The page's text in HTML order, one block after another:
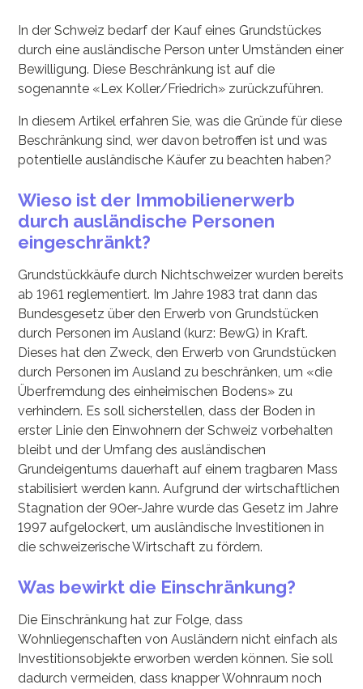
In der Schweiz bedarf der Kauf eines Grundstückes
durch eine ausländische Person unter Umständen einer
Bewilligung. Diese Beschränkung ist auf die
sogenannte «Lex Koller/Friedrich» zurückzuführen.
In diesem Artikel erfahren Sie, was die Gründe für diese
Beschränkung sind, wer davon betroffen ist und was
potentielle ausländische Käufer zu beachten haben?
Wieso ist der Immobilienerwerb
durch ausländische Personen
eingeschränkt?
Grundstückkäufe durch Nichtschweizer wurden bereits
ab 1961 reglementiert. Im Jahre 1983 trat dann das
Bundesgesetz über den Erwerb von Grundstücken
durch Personen im Ausland (kurz: BewG) in Kraft.
Dieses hat den Zweck, den Erwerb von Grundstücken
durch Personen im Ausland zu beschränken, um «die
Überfremdung des einheimischen Bodens» zu
verhindern. Es soll sicherstellen, dass der Boden in
erster Linie den Einwohnern der Schweiz vorbehalten
bleibt und der Umfang des ausländischen
Grundeigentums dauerhaft auf einem tragbaren Mass
stabilisiert werden kann. Aufgrund der wirtschaftlichen
Stagnation der 90er-Jahre wurde das Gesetz im Jahre
1997 aufgelockert, um ausländische Investitionen in
die schweizerische Wirtschaft zu fördern.
Was bewirkt die Einschränkung?
Die Einschränkung hat zur Folge, dass
Wohnliegenschaften von Ausländern nicht einfach als
Investitionsobjekte erworben werden können. Sie soll
dadurch vermeiden, dass knapper Wohnraum noch